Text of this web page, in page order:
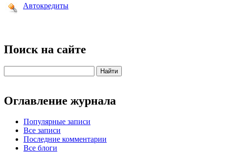
Автокредиты
Поиск на сайте
Оглавление журнала
Популярные записи
Все записи
Последние комментарии
Все блоги